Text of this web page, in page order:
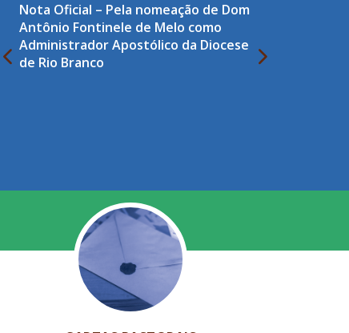
Nota Oficial – Pela nomeação de Dom
Antônio Fontinele de Melo como
Administrador Apostólico da Diocese
de Rio Branco